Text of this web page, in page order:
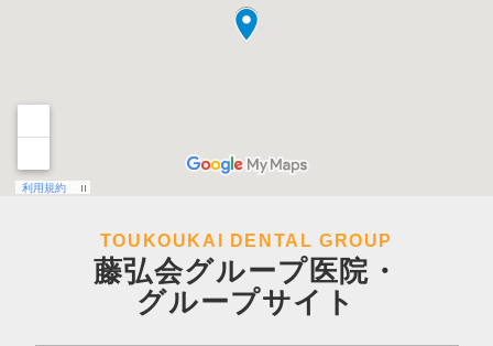
TOUKOUKAI DENTAL GROUP
藤弘会グループ医院・
グループサイト